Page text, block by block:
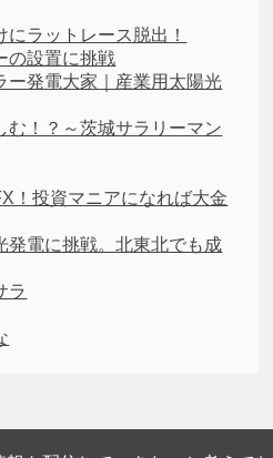
ラットレース脱出！
の設置に挑戦
ー発電大家｜産業用太陽光
む！？～茨城サラリーマン
！投資マニアになれば大金
発電に挑戦。北東北でも成
ラ